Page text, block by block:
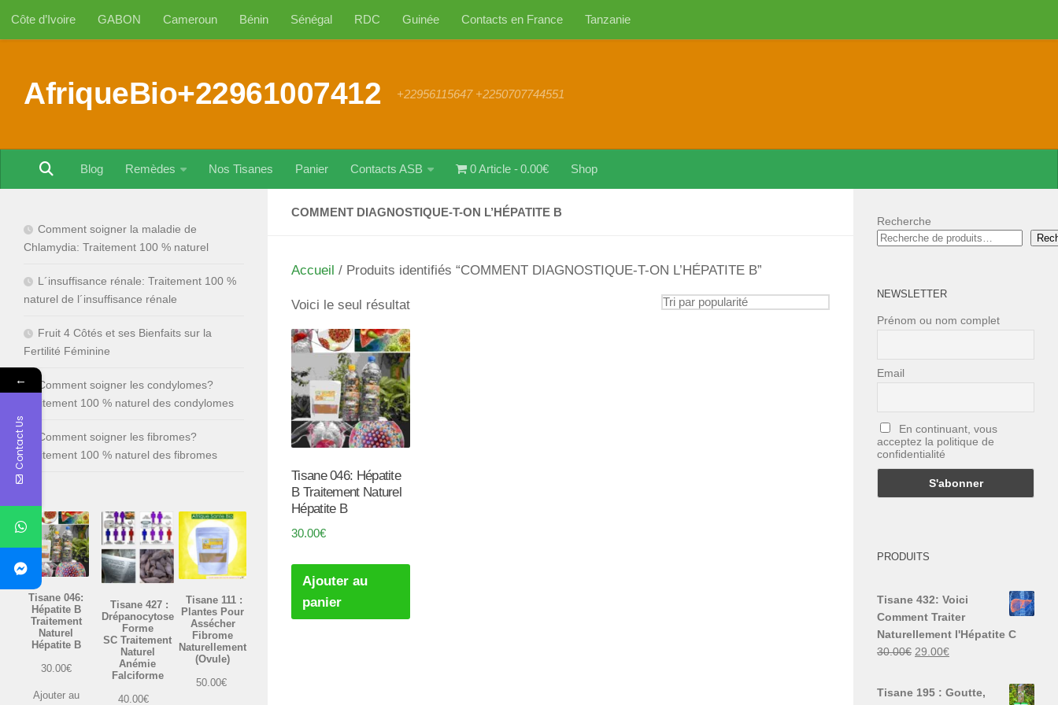
Au dessous du contenu
Côte d’Ivoire GABON Cameroun Bénin Sénégal RDC Guinée Contacts en France Tanzanie
AfriqueBio+22961007412 +22956115647 +2250707744551
Blog Remèdes Nos Tisanes Panier Contacts ASB 0 Article 0.00€ Shop
COMMENT DIAGNOSTIQUE-T-ON L’HÉPATITE B
Accueil / Produits identifiés “COMMENT DIAGNOSTIQUE-T-ON L’HÉPATITE B”
Voici le seul résultat
Tisane 046: Hépatite
B Traitement Naturel
Hépatite B
30.00€
Ajouter au
panier
Comment soigner la maladie de
Chlamydia: Traitement 100 % naturel
L´insuffisance rénale: Traitement 100 %
naturel de l´insuffisance rénale
Fruit 4 Côtés et ses Bienfaits sur la
Fertilité Féminine
Comment soigner les condylomes?
Traitement 100 % naturel des condylomes
Comment soigner les fibromes?
Traitement 100 % naturel des fibromes
Tisane 046:
Hépatite B
Traitement
Naturel
Hépatite B
30.00€
Ajouter au
Tisane 427 :
Drépanocytose
Forme
SC Traitement
Naturel
Anémie
Falciforme
40.00€
Tisane 111 :
Plantes Pour
Assécher
Fibrome
Naturellement
(Ovule)
50.00€
Recherche
NEWSLETTER
Prénom ou nom complet
Email
En continuant, vous
acceptez la politique de
confidentialité
PRODUITS
Tisane 432: Voici
Comment Traiter
Naturellement l'Hépatite C
30.00€ Le
29.00€Le
Tisane 195 : Goutte,
←
Contact Us